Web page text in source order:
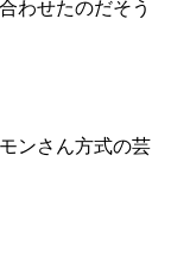
わせたのだそう
ンさん方式の芸